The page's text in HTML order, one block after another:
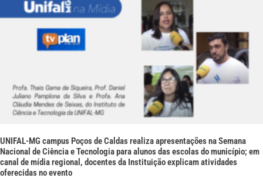
UNIFAL-MG campus Poços de Caldas realiza apresentações na Semana
Nacional de Ciência e Tecnologia para alunos das escolas do município; em
canal de mídia regional, docentes da Instituição explicam atividades
oferecidas no evento